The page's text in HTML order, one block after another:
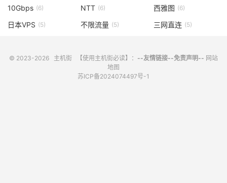
10Gbps (6) NTT (6) 西雅图 (6)
日本VPS (5) 不限流量 (5) 三网直连 (5)
© 2023-2026 主机街 【使用主机街必读】： --友情链接--免责声明-- 网站
地图
苏ICP备2024074497号-1